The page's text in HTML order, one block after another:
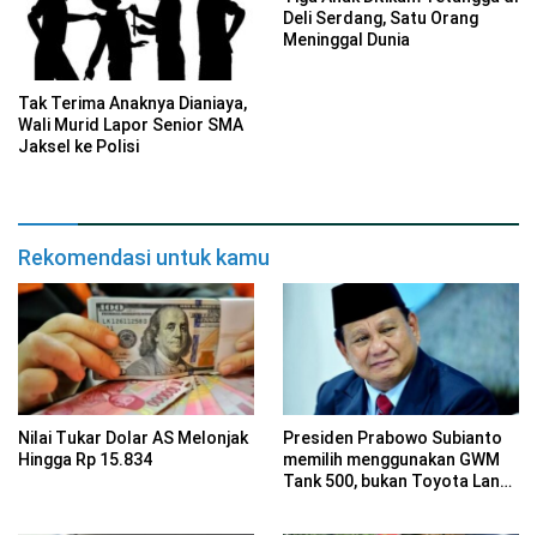
Tak Terima Anaknya Dianiaya,
Wali Murid Lapor Senior SMA
Jaksel ke Polisi
Deli Serdang, Satu Orang
Meninggal Dunia
Rekomendasi untuk kamu
Nilai Tukar Dolar AS Melonjak
Hingga Rp 15.834
Presiden Prabowo Subianto
memilih menggunakan GWM
Tank 500, bukan Toyota Land